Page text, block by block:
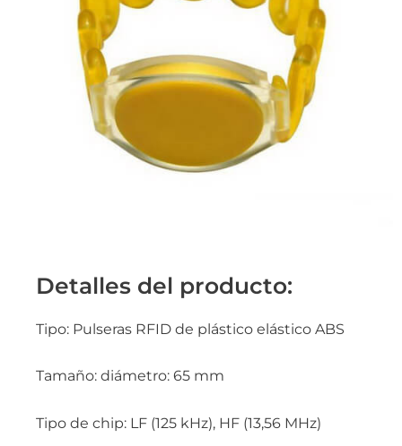
Detalles del producto:
Tipo: Pulseras RFID de plástico elástico ABS
Tamaño: diámetro: 65 mm
Tipo de chip: LF (125 kHz), HF (13,56 MHz)